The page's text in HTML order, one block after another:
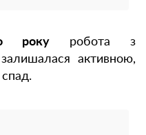
року робота з
активною,